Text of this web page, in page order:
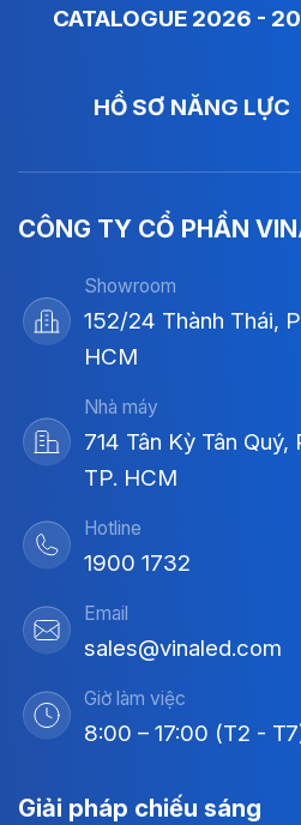
CATALOGUE 2026 -
HỒ SƠ NĂNG LỰC
CÔNG TY CỔ PHẦN
Showroom
152/24 Thành Thái,
HCM
Nhà máy
714 Tân Kỳ Tân
TP. HCM
Hotline
1900 1732
Email
sales@vinaled.com
Giờ làm việc
8:00 – 17:00 (T2 -
Giải pháp chiếu sáng